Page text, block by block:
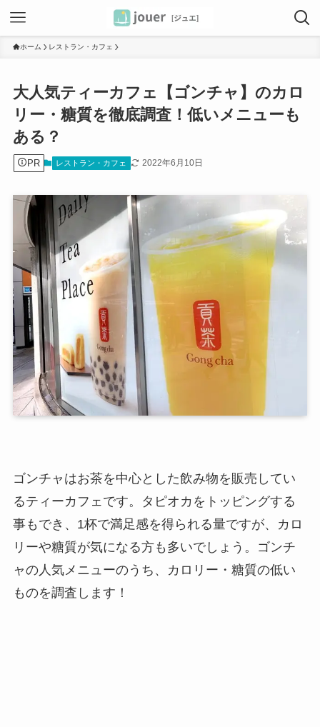
ホーム レストラン・カフェ
大人気ティーカフェ【ゴンチャ】のカロ
リー・糖質を徹底調査！低いメニューも
ある？
PR レストラン・カフェ 2022年6月10日
ゴンチャはお茶を中心とした飲み物を販売してい
るティーカフェです。タピオカをトッピングする
事もでき、1杯で満足感を得られる量ですが、カロ
リーや糖質が気になる方も多いでしょう。ゴンチ
ャの人気メニューのうち、カロリー・糖質の低い
ものを調査します！